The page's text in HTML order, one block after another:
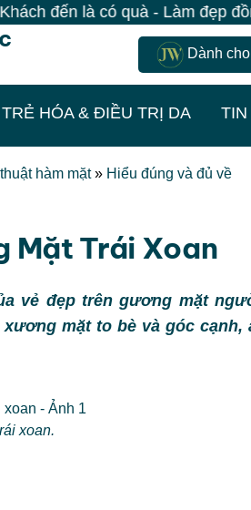
quà - Làm đẹp đồng giá chỉ
Dành
TRẺ HÓA & ĐIỀU TRỊ DA
hàm mặt» Hiểu đúng và đủ về
Mặt Trái Xoan
vẻ đẹp trên gương mặt
mặt to bè và góc cạnh,
xoan.